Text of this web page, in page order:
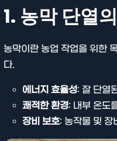
1. 농막 단열
농막이란 농업 작업을 위한
다.
에너지 효율성: 잘 단열
쾌적한 환경: 내부 온도
장비 보호: 농작물 및 장